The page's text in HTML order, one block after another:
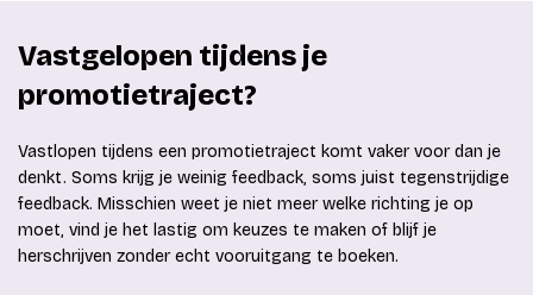
Vastgelopen tijdens je
promotietraject?
Vastlopen tijdens een promotietraject komt vaker voor dan je
denkt. Soms krijg je weinig feedback, soms juist tegenstrijdige
feedback. Misschien weet je niet meer welke richting je op
moet, vind je het lastig om keuzes te maken of blijf je
herschrijven zonder echt vooruitgang te boeken.